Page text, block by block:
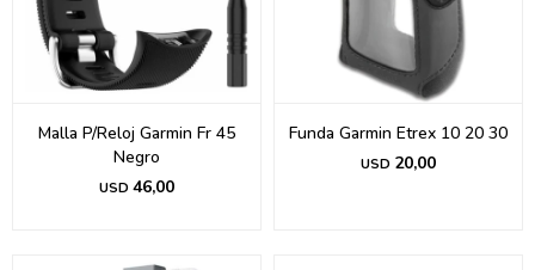
Malla P/Reloj Garmin Fr 45
Negro
USD 46,00
Funda Garmin Etrex 10 20 30
USD 20,00